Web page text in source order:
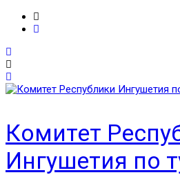
Комитет
Ингушетия по